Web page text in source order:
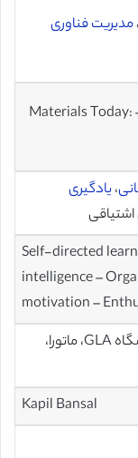
مدیریت فناوری
مطالب امروز: مجموعه مقالات – Materials Today:
،یادگیری
Self-directed
intelligence –
motivation –
موسسه مدیریت بازرگانی، دانشگاه GLA، ماتورا،
Kapil Bansal